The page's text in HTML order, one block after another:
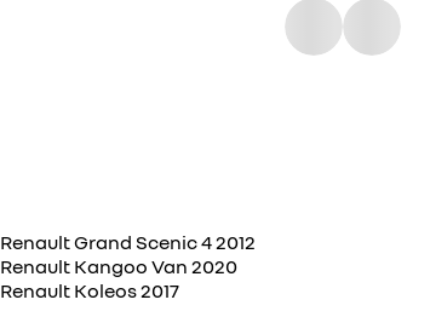
Renault Grand Scenic 4 2012
Renault Kangoo Van 2020
Renault Koleos 2017